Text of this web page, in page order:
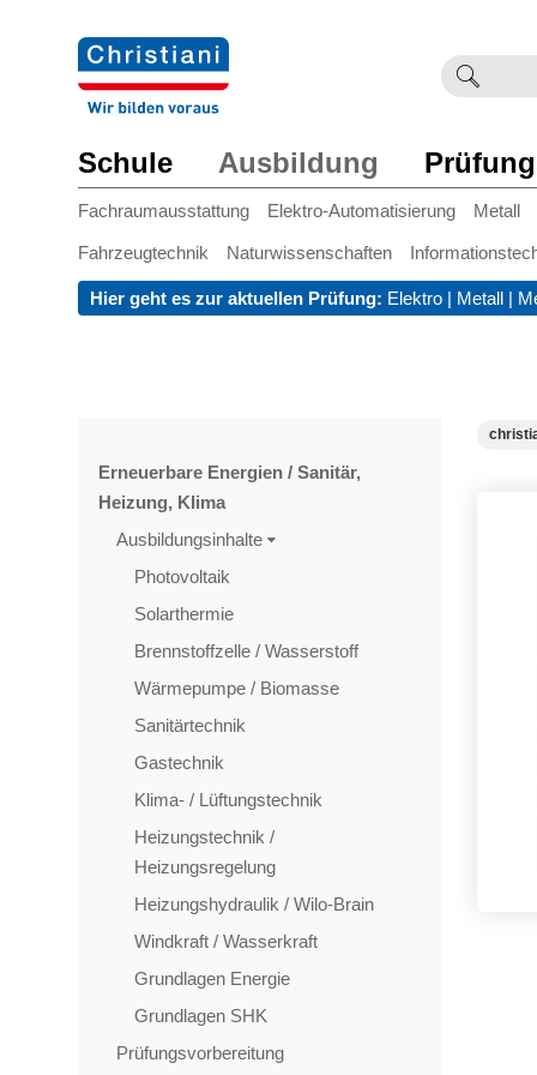
Schule Ausbildung
Fachraumausstattung Elektro-Automatisierung Metall
Fahrzeugtechnik Naturwissenschaften
Hier geht es zur aktuellen Prüfung: Elektro | Metall |
Erneuerbare Energien / Sanitär,
Heizung, Klima
Ausbildungsinhalte
Photovoltaik
Solarthermie
Brennstoffzelle / Wasserstoff
Wärmepumpe / Biomasse
Sanitärtechnik
Gastechnik
Klima- / Lüftungstechnik
Heizungstechnik /
Heizungsregelung
Heizungshydraulik / Wilo-Brain
Windkraft / Wasserkraft
Grundlagen Energie
Grundlagen SHK
Prüfungsvorbereitung